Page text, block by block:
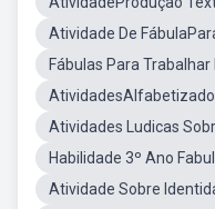
Atividade De
Fábulas Para Trabalhar
Atividades Ludicas
Habilidade 3º Ano
Atividade Sobre